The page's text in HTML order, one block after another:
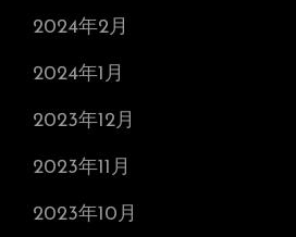
2024年2月
2024年1月
2023年12月
2023年11月
2023年10月